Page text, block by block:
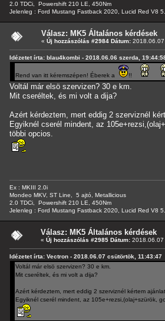
2.0 TDCi, Powershift 210 LE, 450Nm
Jelenleg : Ford Mustang Fastback 2020, Lucid Red V8
Válasz: MK5 Általános kérdések
« Új hozzászólás #2984 Dátum:
Idézetet írta: blau4kombi - 2018.06.06 szerda,
Rend van itt kéremszépen! Éberek a !!
Voltál már elsö szervizen? 30 e km.
Mit cseréltek, és mi volt a dija?
Azért kérdeztem, mert eddig 2 szerviznél
Egyiknél cserél mindent, az
többi opcios.
Ex : MKIII 2.0i
Mondeo MKV, ST Line, 5 ajtó, Metallicious
2.0 TDCi, Powershift 210 LE, 450Nm
Jelenleg : Ford Mustang Fastback 2020, Lucid Red V8
Válasz: MK5 Általános kérdések
« Új hozzászólás #2985 Dátum: 2018.06.07
Idézetet írta: Vectron - 2018.06.07 csütörtök, 11:43:47
Voltál már elsö szervizen? 30 e km.
Mit cseréltek, és mi volt a dija?
Azért kérdeztem, mert eddig 2 szerviznél kértem
Egyiknél cserél mindent, az 105e+rezsi,(olaj+szürök,